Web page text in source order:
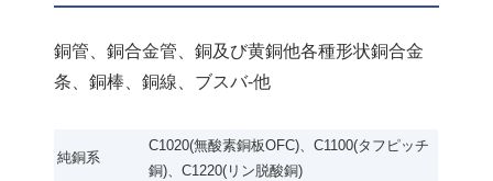
銅管、銅合金管、銅及び黄銅他各種形状銅合金
条、銅棒、銅線、ブスバ-他
純銅系
C1020(無酸素銅板OFC)、C1100(タフピッチ
銅)、C1220(リン脱酸銅)